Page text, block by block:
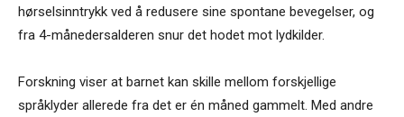
hørselsinntrykk ved å redusere sine spontane bevegelser, og
fra 4-månedersalderen snur det hodet mot lydkilder.
Forskning viser at barnet kan skille mellom forskjellige
språklyder allerede fra det er én måned gammelt. Med andre